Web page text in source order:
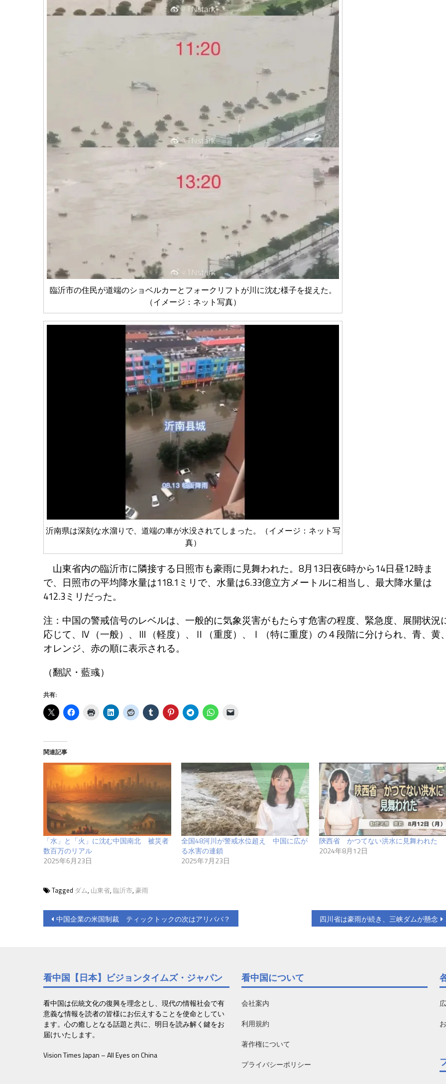
臨沂市の住民が道端のショベルカーとフォークリフトが川に沈む様子を捉えた。
（イメージ：ネット写真）
沂南県は深刻な水溜りで、道端の車が水没されてしまった。（イメージ：ネット写
真）
山東省内の臨沂市に隣接する日照市も豪雨に見舞われた。8月13日夜6時から14日昼12時ま
で、日照市の平均降水量は118.1ミリで、水量は6.33億立方メートルに相当し、最大降水量は
412.3ミリだった。
注：中国の警戒信号のレベルは、一般的に気象災害がもたらす危害の程度、緊急度、展開状況
応じて、Ⅳ（一般）、Ⅲ（軽度）、Ⅱ（重度）、Ⅰ（特に重度）の４段階に分けられ、青、黄
オレンジ、赤の順に表示される。
（翻訳・藍彧）
共有:
関連記事
「水」と「火」に沈む中国南北 被災者
数百万のリアル
2025年6月23日
全国48河川が警戒水位超え 中国に広が
る水害の連鎖
2025年7月23日
陝西省 かつてない洪水に見舞われた
2024年8月12日
Tagged ダム, 山東省, 臨沂市, 豪雨
投
ビ
ゲ
ー
シ
ョ
ン
中国企業の米国制裁 ティックトックの次はアリババ？ 四川省は豪雨が続き、三峡ダムが懸念
看中国【日本】ビジョンタイムズ・ジャパン
看中国は伝統文化の復興を理念とし、現代の情報社会で有
意義な情報を読者の皆様にお伝えすることを使命としてい
ます。心の癒しとなる話題と共に、明日を読み解く鍵をお
届けいたします。
Vision Times Japan – All Eyes on China
看中国について
会社案内
利用規約
著作権について
プライバシーポリシー